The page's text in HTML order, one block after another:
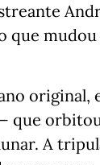
que
original,
que
A